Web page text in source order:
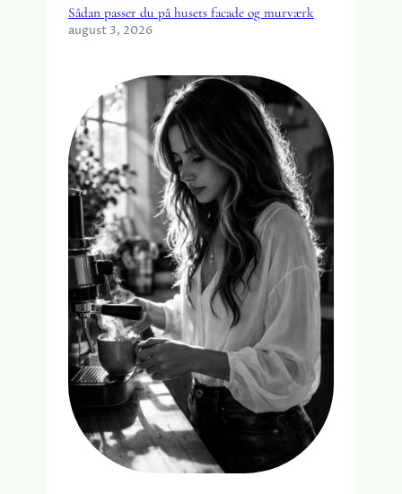
Sådan passer du på husets facade og murværk
august 3, 2026